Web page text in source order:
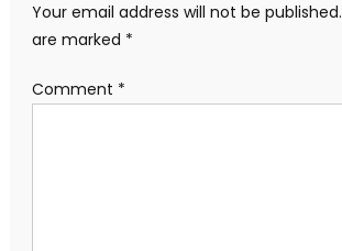
Your email address will not be published.
are marked *
Comment *